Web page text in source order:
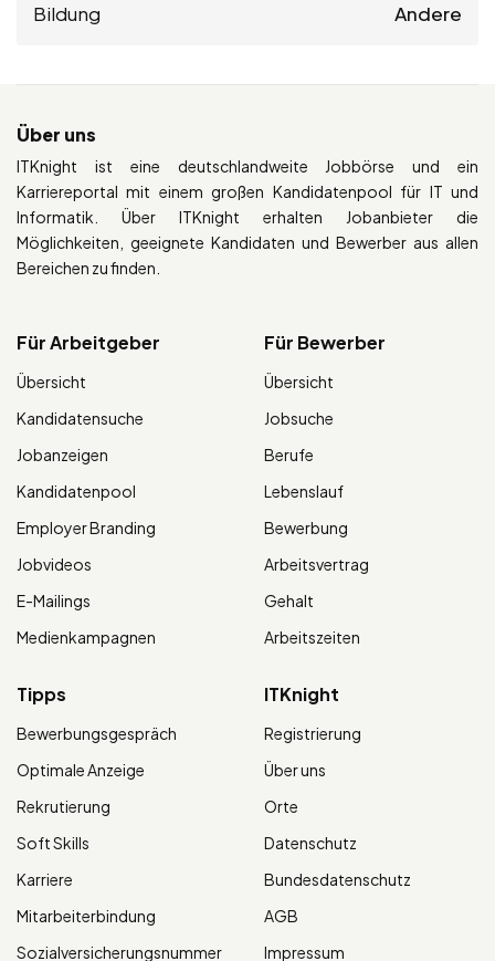
Bildung Andere
Über uns
ITKnight ist eine deutschlandweite Jobbörse und ein
Karriereportal mit einem großen Kandidatenpool für IT und
Informatik. Über ITKnight erhalten Jobanbieter die
Möglichkeiten, geeignete Kandidaten und Bewerber aus allen
Bereichen zu finden.
Für Arbeitgeber
Übersicht
Kandidatensuche
Jobanzeigen
Kandidatenpool
Employer Branding
Jobvideos
E-Mailings
Medienkampagnen
Für Bewerber
Übersicht
Jobsuche
Berufe
Lebenslauf
Bewerbung
Arbeitsvertrag
Gehalt
Arbeitszeiten
Tipps
Bewerbungsgespräch
Optimale Anzeige
Rekrutierung
Soft Skills
Karriere
Mitarbeiterbindung
Sozialversicherungsnummer
ITKnight
Registrierung
Über uns
Orte
Datenschutz
Bundesdatenschutz
AGB
Impressum